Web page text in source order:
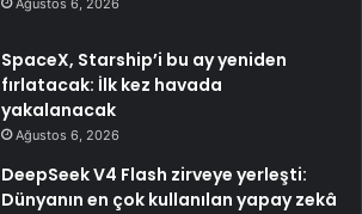
SpaceX, Starship’i bu ay yeniden
fırlatacak: İlk kez havada
yakalanacak
Ağustos 6, 2026
DeepSeek V4 Flash zirveye yerleşti:
Dünyanın en çok kullanılan yapay zekâ